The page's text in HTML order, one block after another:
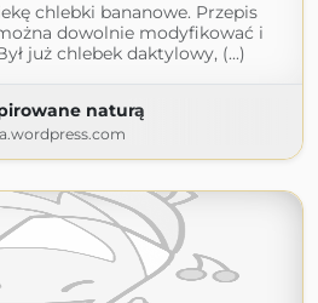
chlebki bananowe. Przepis
dowolnie modyfikować i
już chlebek daktylowy, (...)
naturą